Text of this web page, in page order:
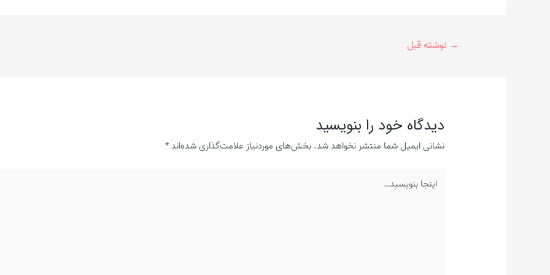
راهبری
→ نوشته قبل
دیدگاه‌ خود را بنویسید
نشانی ایمیل شما منتشر نخواهد شد. بخش‌های موردنیاز علامت‌گذاری شده‌اند*
بنویسید…